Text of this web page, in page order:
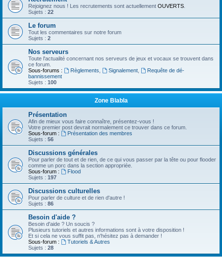
Rejoignez nous ! Les recrutements sont actuellement OUVERTS
Sujets : 22
Le forum
Tout les commentaires sur notre forum
Sujets : 2
Nos serveurs
Toute l'actualité concernant nos serveurs de jeux et vocaux se trouvent dans
ce forum.
Sous-forums :
Règlements Signalement,
Requête de dé-
bannissement
Sujets : 100
Zone Blabla
Présentation
Afin de mieux vous faire connaître, présentez-vous !
Votre premier post devrait normalement ce trouver dans ce forum.
Sous-forum :
Présentation des membres
Sujets : 56
Discussions générales
Pour parler de tout et de rien, de ce qui vous passer par la tête ou pour flooder
comme un porc dans la section appropriée.
Sous-forum :
Flood
Sujets : 197
Discussions culturelles
Pour parler de culture et de rien d'autre !
Sujets : 86
Besoin d'aide ?
Besoin d'aide ? Un soucis ?
Plusieurs tutoriels et autres informations sont à votre disposition !
Et si cela ne vous suffit pas, n'hésitez pas à demander !
Sous-forum :
Tutoriels & Autres
Sujets : 28